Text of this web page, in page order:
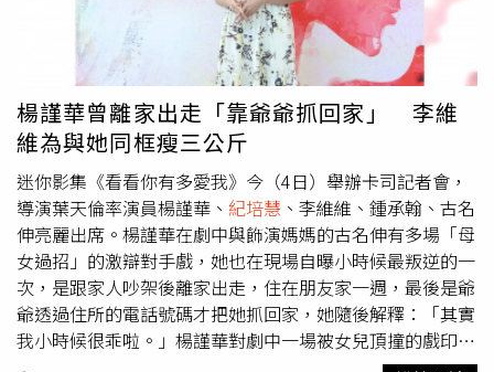
在和簡嫚書短暫分手的期間曾和紀培慧交往。結局中，簡嫚
書不僅選擇說出實話，出手相救官司纏身的紀培慧
，也對亡
紀培慧 的一段情漸漸釋懷。紀培慧
則從過程中慢慢接受
往日情逝及對方已過世的事實，她看著曾和王子一起拍攝的
生日影片大哭，像是正式告別過去。簡嫚書選擇說實話，出
手相救官司纏身的紀培慧。（圖／時創影業 ）
接受事實，將正式告別過去。（圖／ 時創影業）對於在劇
中留有和過往情人的點滴紀錄，紀培慧表示現實生活中的她
和劇中角色一樣，的確有留過往回憶的習慣，「寫過的情書
啊、照片、簡訊我都會收在一個小盒子裡或是電腦裡，雖然
不會去看，但總覺得也不想刪除。比較不像是留著與對方的
回憶，而是藉著這些東西去回想當年的自己。」孫可芳在劇
中飾演的金若希，因一場火災失去女兒，老公邱世健（邱凱
偉飾演）還將過錯怪到她身上，甚至因為無法原諒她選擇離
楊謹華曾離家出走「靠爺爺抓回家」 李維
維為與她同框瘦三公斤
迷你影集《看看你有多愛我》今（4日）舉辦卡司記者會，
導演葉天倫率演員楊謹華、 紀培慧 、李維維、鍾承翰、古名
伸亮麗出席。楊謹華在劇中與飾演媽媽的古名伸有多場「母
女過招」的激辯對手戲，她也在現場自曝小時候最叛逆的一
次，是跟家人吵架後離家出走，住在朋友家一週，最後是爺
爺透過住所的電話號碼才把她抓回家，她隨後解釋：「其實
我小時候很乖啦。」楊謹華對劇中一場被女兒頂撞的戲印象
深刻，因為女兒態度很差，她當場氣到走心，直接脫口而